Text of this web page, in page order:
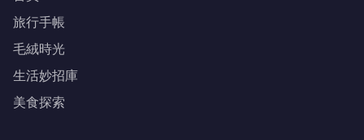
旅行手帳
毛絨時光
生活妙招庫
美食探索